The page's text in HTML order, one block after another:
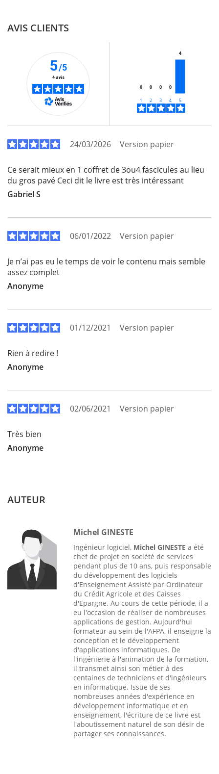
AVIS CLIENTS
5/5
4 avis
0 0 0 0
4
24/03/2026 Version papier
Ce serait mieux en 1 coffret de 3ou4 fascicules au lieu
du gros pavé Ceci dit le livre est très intéressant
Gabriel S
06/01/2022 Version papier
Je n’ai pas eu le temps de voir le contenu mais semble
assez complet
Anonyme
01/12/2021 Version papier
Rien à redire !
Anonyme
02/06/2021 Version papier
Très bien
Anonyme
AUTEUR
Michel GINESTE
Ingénieur logiciel, Michel GINESTE a été
chef de projet en société de services
pendant plus de 10 ans, puis responsable
du développement des logiciels
d'Enseignement Assisté par Ordinateur
du Crédit Agricole et des Caisses
d'Epargne. Au cours de cette période, il a
eu l'occasion de réaliser de nombreuses
applications de gestion. Aujourd'hui
formateur au sein de l'AFPA, il enseigne la
conception et le développement
d'applications informatiques. De
l'ingénierie à l'animation de la formation,
il transmet ainsi son métier à des
centaines de techniciens et d'ingénieurs
en informatique. Issue de ses
nombreuses années d'expérience en
développement informatique et en
enseignement, l'écriture de ce livre est
l'aboutissement naturel de son désir de
partager ses connaissances.